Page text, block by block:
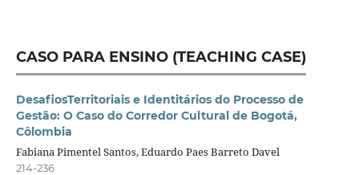
CASO PARA ENSINO (TEACHING CASE)
DesafiosTerritoriais e Identitários do Processo de
Gestão: O Caso do Corredor Cultural de Bogotá,
Côlombia
Fabiana Pimentel Santos, Eduardo Paes Barreto Davel
214-236